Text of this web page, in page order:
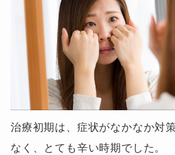
治療初期は、症状がなかなか対
なく、とても辛い時期でした。